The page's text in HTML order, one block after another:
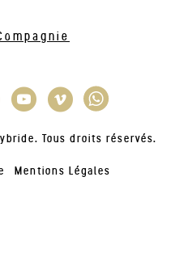
Tous droits réservés.
Mentions Légales